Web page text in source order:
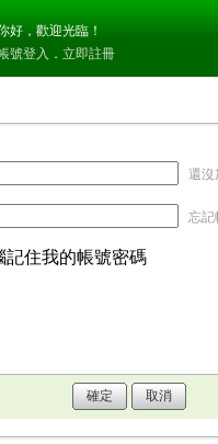
好，歡迎光臨！
號登入 ． 立即註冊
還
忘記
記住我的帳號密碼